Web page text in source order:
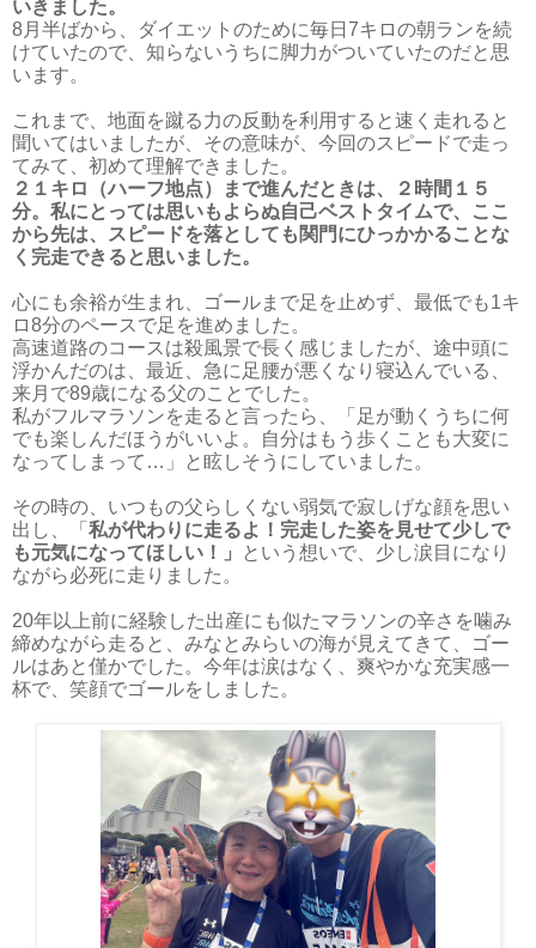
いきました。
8月半ばから、ダイエットのために毎日7キロの朝ランを続
けていたので、知らないうちに脚力がついていたのだと思
います。
これまで、地面を蹴る力の反動を利用すると速く走れると
聞いてはいましたが、その意味が、今回のスピードで走っ
てみて、初めて理解できました。
２１キロ（ハーフ地点）まで進んだときは、２時間１５
分。私にとっては思いもよらぬ自己ベストタイムで、ここ
から先は、スピードを落としても関門にひっかかることな
く完走できると思いました。
心にも余裕が生まれ、ゴールまで足を止めず、最低でも1キ
ロ8分のペースで足を進めました。
高速道路のコースは殺風景で長く感じましたが、途中頭に
浮かんだのは、最近、急に足腰が悪くなり寝込んでいる、
来月で89歳になる父のことでした。
私がフルマラソンを走ると言ったら、「足が動くうちに何
でも楽しんだほうがいいよ。自分はもう歩くことも大変に
なってしまって…」と眩しそうにしていました。
その時の、いつもの父らしくない弱気で寂しげな顔を思い
出し、「 私が代わりに走るよ！完走した姿を見せて少しで
も元気になってほしい！」
という想いで、少し涙目になり
ながら必死に走りました。
20年以上前に経験した出産にも似たマラソンの辛さを噛み
締めながら走ると、みなとみらいの海が見えてきて、ゴー
ルはあと僅かでした。今年は涙はなく、爽やかな充実感一
杯で、笑顔でゴールをしました。